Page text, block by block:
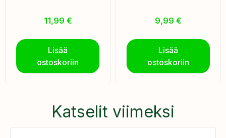
11,99 €
Lisää
ostoskoriin
9,99 €
Lisää
ostoskoriin
Katselit viimeksi